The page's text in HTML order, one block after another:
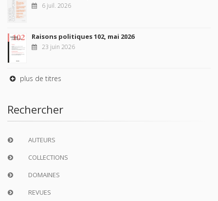
6 juil. 2026
Raisons politiques 102, mai 2026
23 juin 2026
plus de titres
Rechercher
AUTEURS
COLLECTIONS
DOMAINES
REVUES